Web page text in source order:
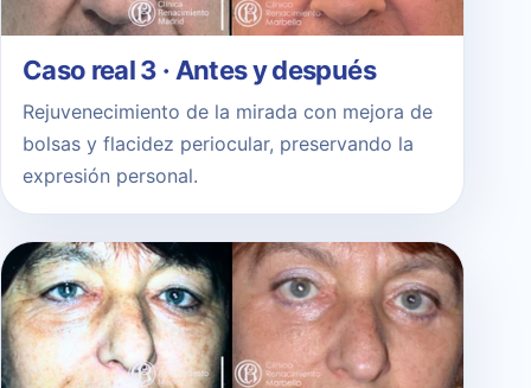
Caso real 3 · Antes y después
Rejuvenecimiento de la mirada con mejora de
bolsas y flacidez periocular, preservando la
expresión personal.